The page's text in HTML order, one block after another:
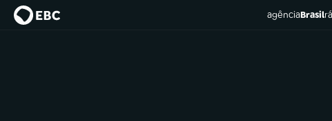
agênciaBrasil